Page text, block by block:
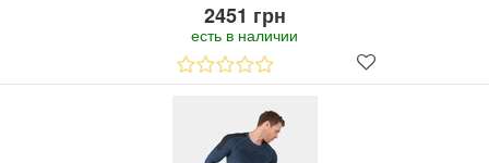
2451 грн
есть в наличии